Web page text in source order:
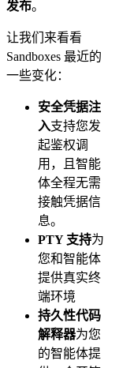
发布。
让我们来看看
Sandboxes 最近的
一些变化：
安全凭据注
入支持您发
起鉴权调
用，且智能
体全程无需
接触凭据信
息。
PTY 支持为
您和智能体
提供真实终
端环境
持久性代码
解释器为您
的智能体提